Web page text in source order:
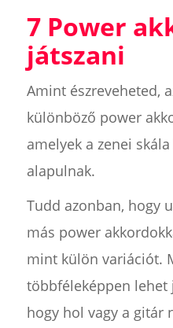
7 Power
játszani
Amint észreveheted,
különböző power
amelyek a zenei
alapulnak.
Tudd azonban, hogy
más power
mint külön variációt.
többféleképpen lehet
hogy hol vagy a gitár